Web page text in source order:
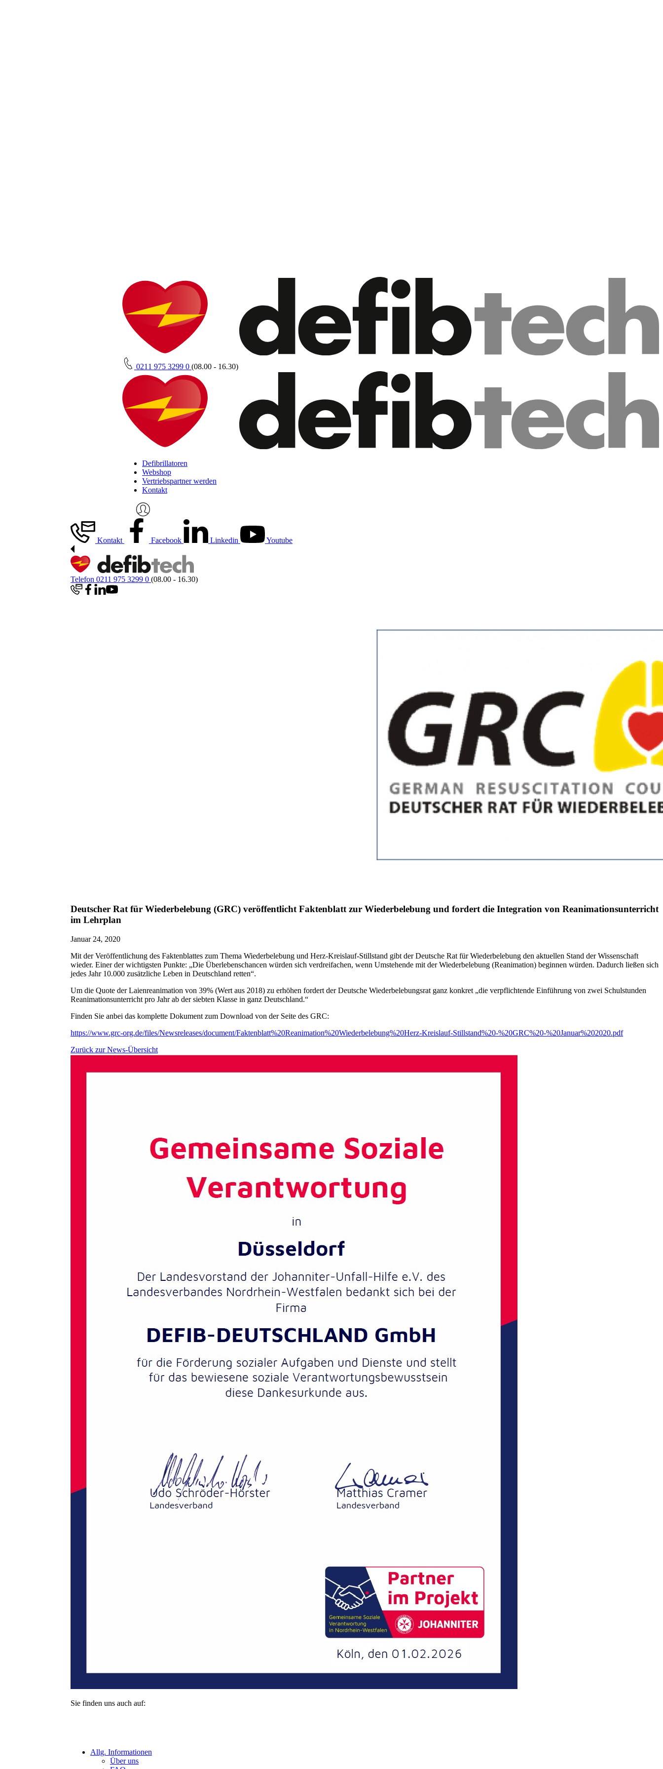
0211 975 3299 0 (08.00 - 16.30)
Defibrillatoren
Webshop
Vertriebspartner werden
Kontakt
Kontakt Facebook Linkedin Youtube
Telefon 0211 975 3299 0 (08.00 - 16.30)
Deutscher Rat für Wiederbelebung (GRC) veröffentlicht Faktenblatt zur Wiederbelebung und fordert die Integration von Reanimationsunterricht
im Lehrplan
Januar 24, 2020
Mit der Veröffentlichung des Faktenblattes zum Thema Wiederbelebung und Herz-Kreislauf-Stillstand gibt der Deutsche Rat für Wiederbelebung den aktuellen Stand der Wissenschaft
wieder. Einer der wichtigsten Punkte: „Die Überlebenschancen würden sich verdreifachen, wenn Umstehende mit der Wiederbelebung (Reanimation) beginnen würden. Dadurch ließen sich
jedes Jahr 10.000 zusätzliche Leben in Deutschland retten“.
Um die Quote der Laienreanimation von 39% (Wert aus 2018) zu erhöhen fordert der Deutsche Wiederbelebungsrat ganz konkret „die verpflichtende Einführung von zwei Schulstunden
Reanimationsunterricht pro Jahr ab der siebten Klasse in ganz Deutschland.“
Finden Sie anbei das komplette Dokument zum Download von der Seite des GRC:
https://www.grc-org.de/files/Newsreleases/document/Faktenblatt%20Reanimation%20Wiederbelebung%20Herz-Kreislauf-Stillstand%20-%20GRC%20-%20Januar%202020.pdf
Zurück zur News-Übersicht
Sie finden uns auch auf:
Allg. Informationen
Über uns